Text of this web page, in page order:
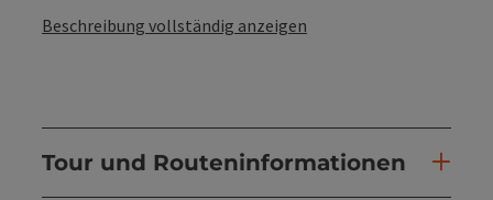
Beschreibung vollständig anzeigen
Tour und Routeninformationen